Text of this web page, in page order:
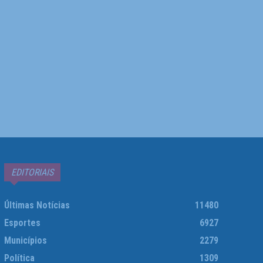
EDITORIAIS
Últimas Notícias
11480
Esportes
6927
Municípios
2279
Política
1309